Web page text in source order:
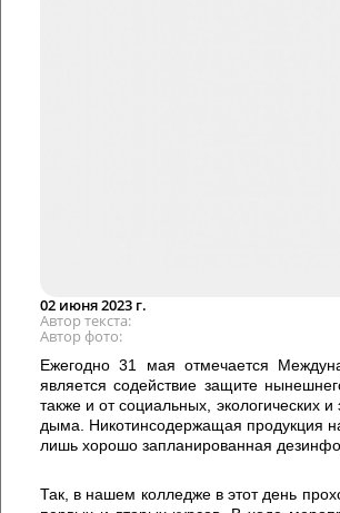
02 июня 2023 г.
Автор текста
Автор фото
Ежегодно 31 мая отмечается
является содействие защите
также и от социальных, экологических
дыма. Никотинсодержащая продукция
лишь хорошо запланированная
Так, в нашем колледже в этот день